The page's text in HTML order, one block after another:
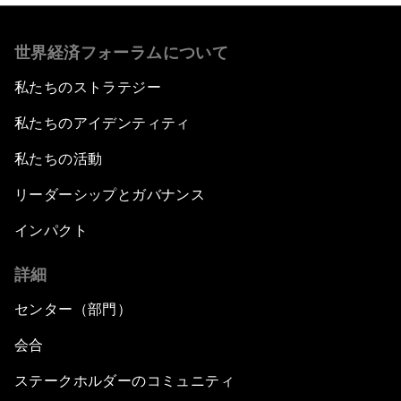
世界経済フォーラムについて
私たちのストラテジー
私たちのアイデンティティ
私たちの活動
リーダーシップとガバナンス
インパクト
詳細
センター（部門）
会合
ステークホルダーのコミュニティ